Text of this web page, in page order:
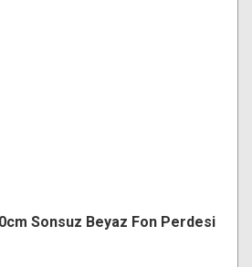
Sonsuz Beyaz Fon Perdesi